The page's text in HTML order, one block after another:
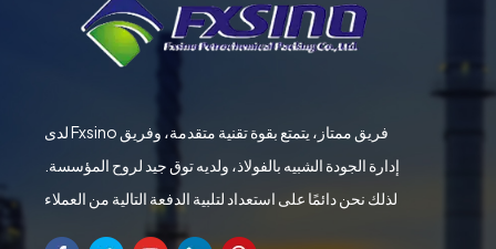
لدى Fxsino فريق ممتاز، يتمتع بقوة تقنية متقدمة، وفريق
إدارة الجودة الشبيه بالفولاذ، ولديه توق جيد لروح المؤسسة.
لذلك نحن دائمًا على استعداد لتلبية الدفعة التالية من العملاء